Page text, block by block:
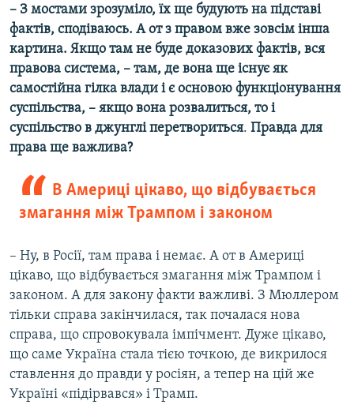
– З мостами зрозуміло, їх ще будують на підставі
фактів, сподіваюсь. А от з правом вже зовсім інша
картина. Якщо там не буде доказових фактів, вся
правова система, – там, де вона ще існує як
самостійна гілка влади і є основою функціонування
суспільства, – якщо вона розвалиться, то і
суспільство в джунглі перетвориться. Правда для
права ще важлива?
В Америці цікаво, що відбувається
змагання між Трампом і законом
– Ну, в Росії, там права і немає. А от в Америці
цікаво, що відбувається змагання між Трампом і
законом. А для закону факти важливі. З Мюллером
тільки справа закінчилася, так почалася нова
справа, що спровокувала імпічмент. Дуже цікаво,
що саме Україна стала тією точкою, де викрилося
ставлення до правди у росіян, а тепер на цій же
Україні «підірвався» і Трамп.